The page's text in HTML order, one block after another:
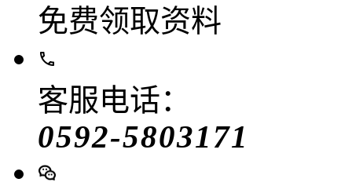
免费领取资料
客服电话：
0592-5803171